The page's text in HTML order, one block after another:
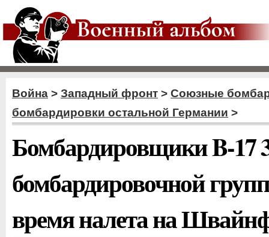
Война > Западный фронт > Союзные
бомбардировки остальной Германии >
Бомбардировщики B-17
бомбардировочной
время налета на